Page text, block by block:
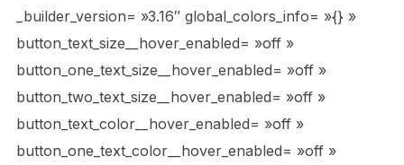
_builder_version= »3.16″ global_colors_info= »{} »
button_text_size__hover_enabled= »off »
button_one_text_size__hover_enabled= »off »
button_two_text_size__hover_enabled= »off »
button_text_color__hover_enabled= »off »
button_one_text_color__hover_enabled= »off »